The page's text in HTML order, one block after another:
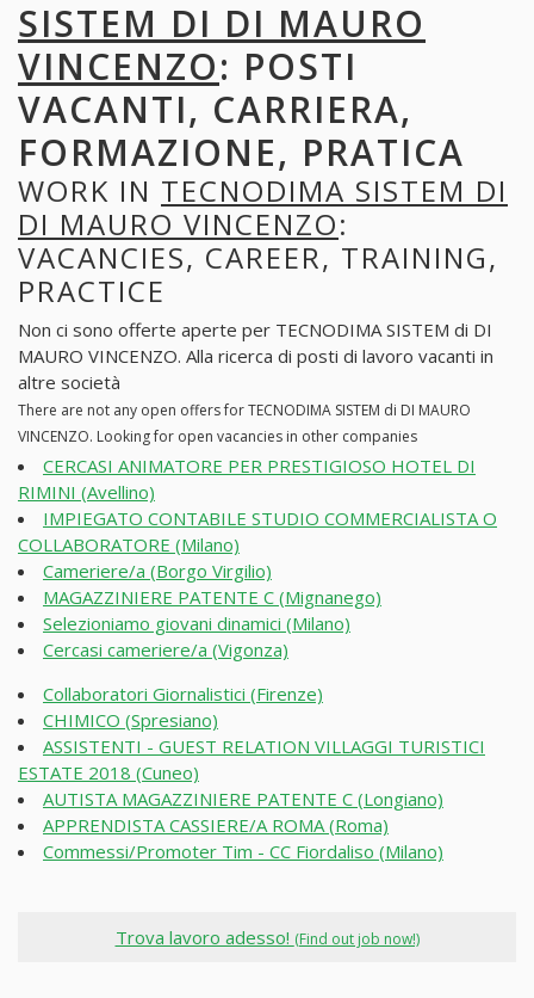
SISTEM DI DI MAURO
VINCENZO: POSTI
VACANTI, CARRIERA,
FORMAZIONE, PRATICA
WORK IN TECNODIMA SISTEM DI
DI MAURO VINCENZO:
VACANCIES, CAREER, TRAINING,
PRACTICE
Non ci sono offerte aperte per TECNODIMA SISTEM di DI
MAURO VINCENZO. Alla ricerca di posti di lavoro vacanti in
altre società
There are not any open offers for TECNODIMA SISTEM di DI MAURO
VINCENZO. Looking for open vacancies in other companies
CERCASI ANIMATORE PER PRESTIGIOSO HOTEL DI
RIMINI (Avellino)
IMPIEGATO CONTABILE STUDIO COMMERCIALISTA O
COLLABORATORE (Milano)
Cameriere/a (Borgo Virgilio)
MAGAZZINIERE PATENTE C (Mignanego)
Selezioniamo giovani dinamici (Milano)
Cercasi cameriere/a (Vigonza)
Collaboratori Giornalistici (Firenze)
CHIMICO (Spresiano)
ASSISTENTI - GUEST RELATION VILLAGGI TURISTICI
ESTATE 2018 (Cuneo)
AUTISTA MAGAZZINIERE PATENTE C (Longiano)
APPRENDISTA CASSIERE/A ROMA (Roma)
Commessi/Promoter Tim - CC Fiordaliso (Milano)
Trova lavoro adesso! (Find out job now!)